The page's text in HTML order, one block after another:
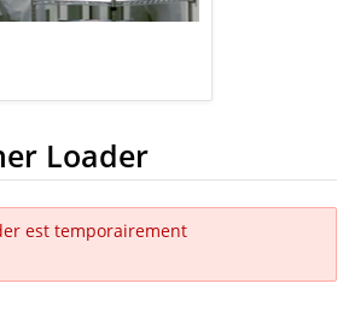
Loader
est temporairement